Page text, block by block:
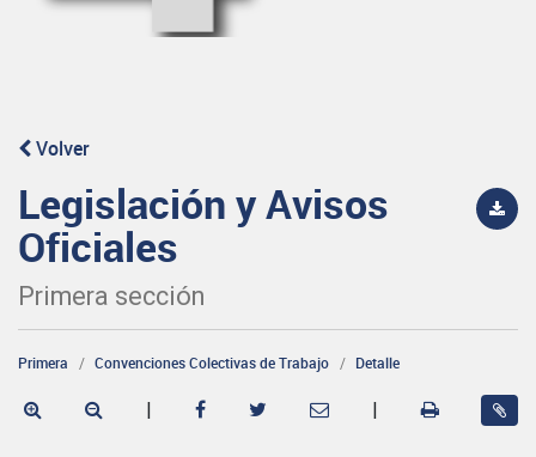
Volver
Legislación y Avisos
Oficiales
Primera sección
Primera Convenciones Colectivas de Trabajo Detalle
| |